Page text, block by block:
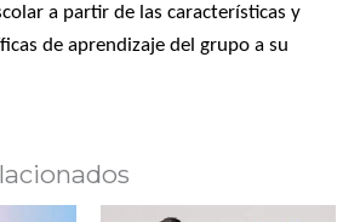
a partir de las características y
de aprendizaje del grupo a su